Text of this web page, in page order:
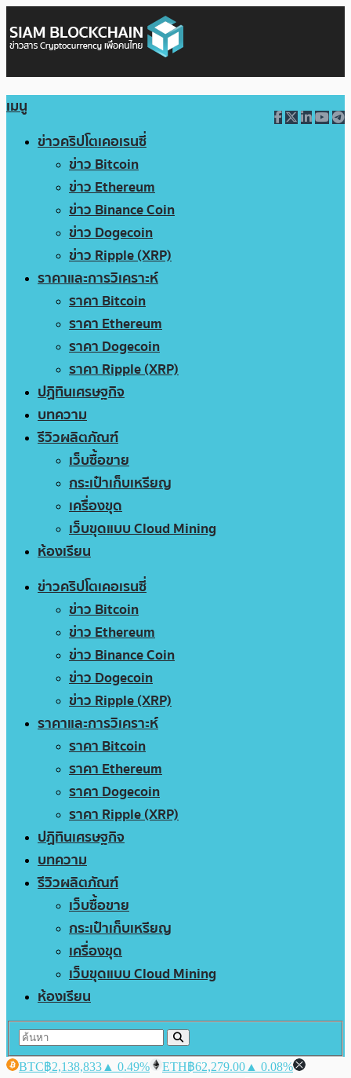
เมนู
ข่าวคริปโตเคอเรนซี่
ข่าว Bitcoin
ข่าว Ethereum
ข่าว Binance Coin
ข่าว Dogecoin
ข่าว Ripple (XRP)
ราคาและการวิเคราะห์
ราคา Bitcoin
ราคา Ethereum
ราคา Dogecoin
ราคา Ripple (XRP)
ปฏิทินเศรษฐกิจ
บทความ
รีวิวผลิตภัณฑ์
เว็บซื้อขาย
กระเป๋าเก็บเหรียญ
เครื่องขุด
เว็บขุดแบบ Cloud Mining
ห้องเรียน
ข่าวคริปโตเคอเรนซี่
ข่าว Bitcoin
ข่าว Ethereum
ข่าว Binance Coin
ข่าว Dogecoin
ข่าว Ripple (XRP)
ราคาและการวิเคราะห์
ราคา Bitcoin
ราคา Ethereum
ราคา Dogecoin
ราคา Ripple (XRP)
ปฏิทินเศรษฐกิจ
บทความ
รีวิวผลิตภัณฑ์
เว็บซื้อขาย
กระเป๋าเก็บเหรียญ
เครื่องขุด
เว็บขุดแบบ Cloud Mining
ห้องเรียน
BTC฿2,138,833 ▲ 0.49% ETH฿62,279.00 ▲ 0.08%